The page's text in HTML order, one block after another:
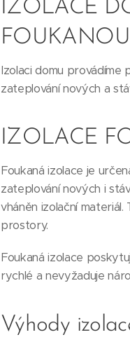
IZOLACE
Izolaci domu provádíme
zateplování nových a
IZOLACE
Foukaná izolace je
zateplování nových i
vháněn izolační
prostory.
Foukaná izolace
rychlé a nevyžaduje
Výhody